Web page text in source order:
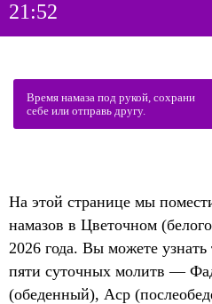
21:52
Время намаза под рукой, сохрани
себе или отправь другу.
На этой странице мы
намазов в Цветочном
2026 года. Вы можете узнать
пяти суточных молитв —
(обеденный), Аср